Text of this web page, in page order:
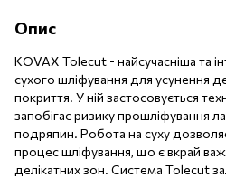
Опис
KOVAX Tolecut - найсучасніша та
сухого шліфування для усунення
покриття. У ній застосовується
запобігає ризику прошліфування
подряпин. Робота на суху
процес шліфування, що є вкрай
делікатних зон. Система Tolecut